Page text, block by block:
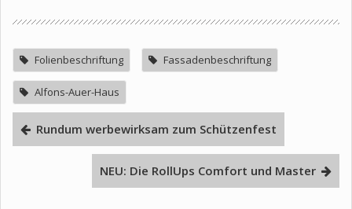
Folienbeschriftung Fassadenbeschriftung
Alfons-Auer-Haus
Rundum werbewirksam zum Schützenfest
NEU: Die RollUps Comfort und Master